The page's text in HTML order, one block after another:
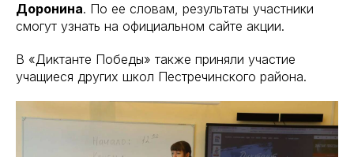
Доронина. По ее словам, результаты участники
смогут узнать на официальном сайте акции.
В «Диктанте Победы» также приняли участие
учащиеся других школ Пестречинского района.